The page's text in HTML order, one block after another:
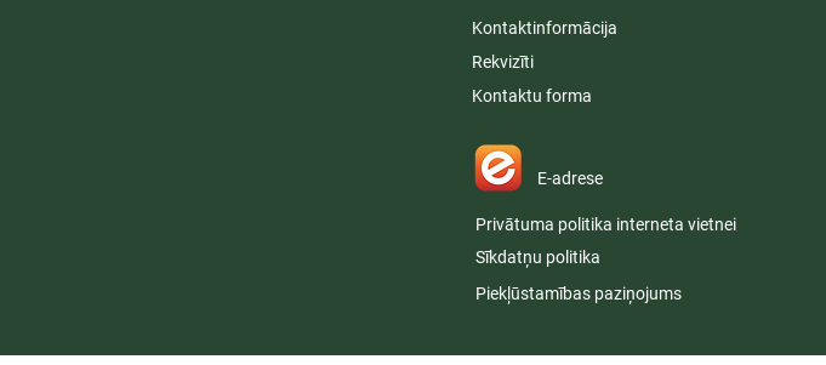
Kontaktinformācija
Rekvizīti
Kontaktu forma
E-adrese
Privātuma politika interneta vietnei
Sīkdatņu politika
Piekļūstamības paziņojums